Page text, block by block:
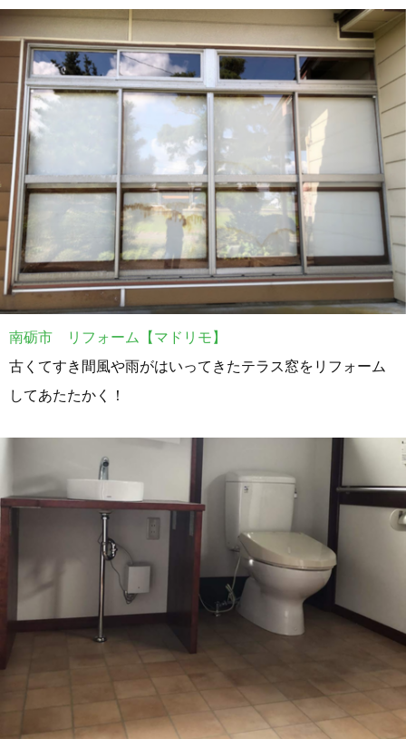
南砺市 リフォーム【マドリモ】
古くてすき間風や雨がはいってきたテラス窓をリフォーム
してあたたかく！